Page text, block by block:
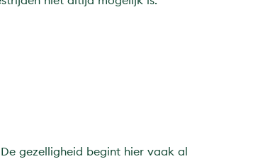
gezelligheid begint hier vaak al